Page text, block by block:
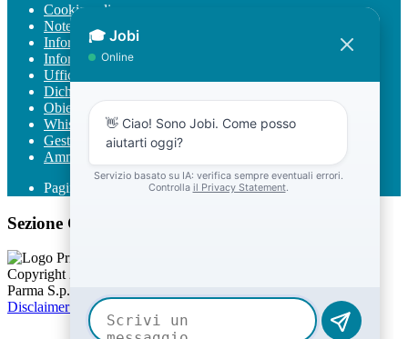
Cookie policy
Note legali
Informativa Privacy
Informativa Privacy chatbot Jobi
Ufficio Relazioni con il Pubblico
Dichiarazione di accessibilità
Obiettivi di accessibilità
Whistleblowing
Gestione consensi cookie
Amministrazione trasparente
Pagina visualizzata96056volte
Sezione Copyright
Copyright 2026 | Engineered and powered by Gruppo Spaggiari
Parma S.p.A. | Divisione Publishing & New Social Media
Disclaimer trattamento dati personali